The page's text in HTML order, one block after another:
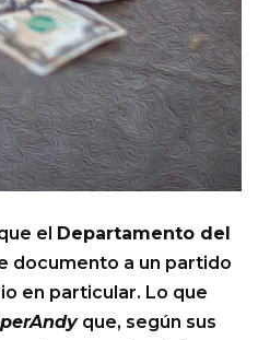
el
Departamento del
documento a un partido
en particular. Lo que
que, según sus